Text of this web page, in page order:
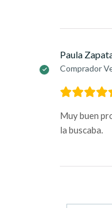
Paula
Comprador
Muy buen
la buscaba.